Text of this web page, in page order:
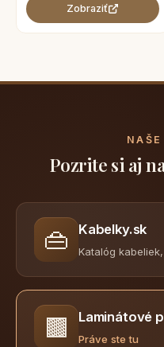
Zobraziť
Pozrite si aj
👜 Kabelky.sk
Katalóg
🟫 Laminátové
Práve ste tu